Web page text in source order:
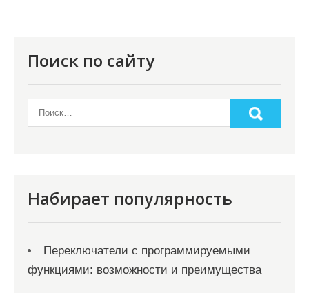
м
Поиск по сайту
Набирает популярность
Переключатели с программируемыми
функциями: возможности и преимущества